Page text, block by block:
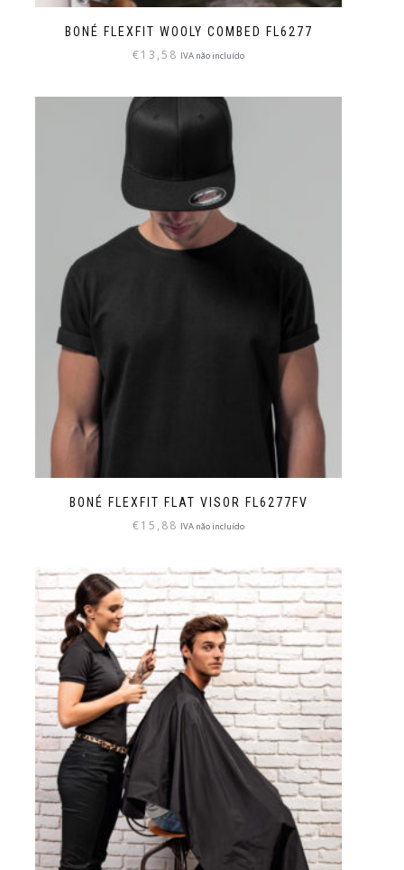
BONÉ FLEXFIT WOOLY COMBED FL6277
€13,58 IVA não incluído
BONÉ FLEXFIT FLAT VISOR FL6277FV
€15,88 IVA não incluído